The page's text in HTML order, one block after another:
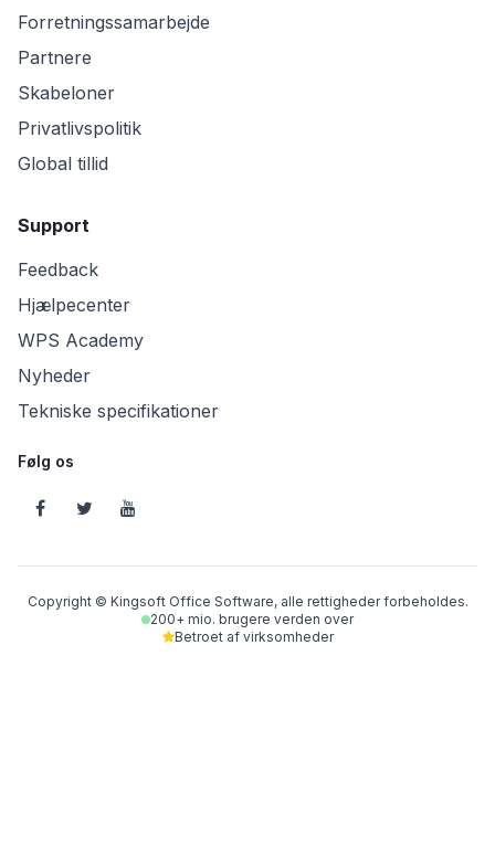
Forretningssamarbejde
Partnere
Skabeloner
Privatlivspolitik
Global tillid
Support
Feedback
Hjælpecenter
WPS Academy
Nyheder
Tekniske specifikationer
Følg os
Copyright © Kingsoft Office Software, alle rettigheder forbeholdes.
200+ mio. brugere verden over
Betroet af virksomheder